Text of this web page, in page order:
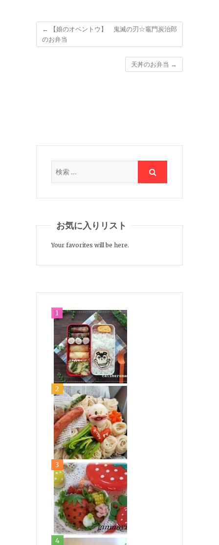
←
【娘のオベントウ】 鬼滅の刃☆竈門炭治郎
のお弁当
天丼のお弁当 →
お気に入りリスト
Your favorites will be here.